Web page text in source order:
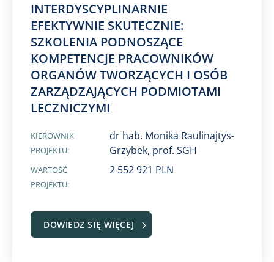
INTERDYSCYPLINARNIE
EFEKTYWNIE SKUTECZNIE:
SZKOLENIA PODNOSZĄCE
KOMPETENCJE PRACOWNIKÓW
ORGANÓW TWORZĄCYCH I OSÓB
ZARZĄDZAJĄCYCH PODMIOTAMI
LECZNICZYMI
KIEROWNIK
PROJEKTU:
dr hab. Monika Raulinajtys-
Grzybek, prof. SGH
WARTOŚĆ
PROJEKTU:
2 552 921 PLN
DOWIEDZ SIĘ WIĘCEJ